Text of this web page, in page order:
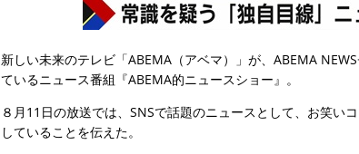
新しい未来のテレビ「ABEMA（アベマ）」が、ABEMA
ているニュース番組『ABEMA的ニュースショー』。
８月11日の放送では、SNSで話題のニュースとして、お笑い
していることを伝えた。